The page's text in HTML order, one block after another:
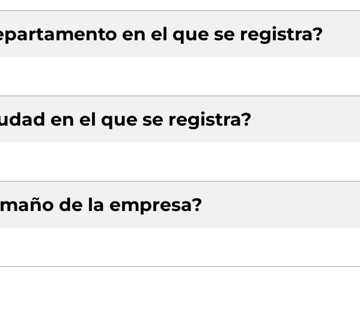
en el que se registra?
en el que se registra?
de la empresa?